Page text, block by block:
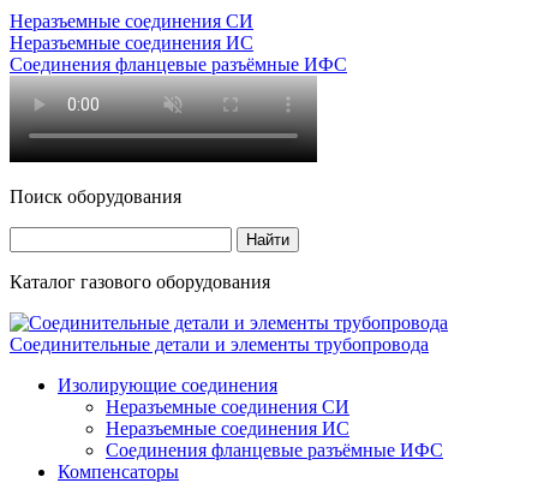
Неразъемные соединения СИ
Неразъемные соединения ИС
Соединения фланцевые разъёмные ИФС
Поиск оборудования
Каталог газового оборудования
Соединительные детали и элементы трубопровода
Изолирующие соединения
Неразъемные соединения СИ
Неразъемные соединения ИС
Соединения фланцевые разъёмные ИФС
Компенсаторы